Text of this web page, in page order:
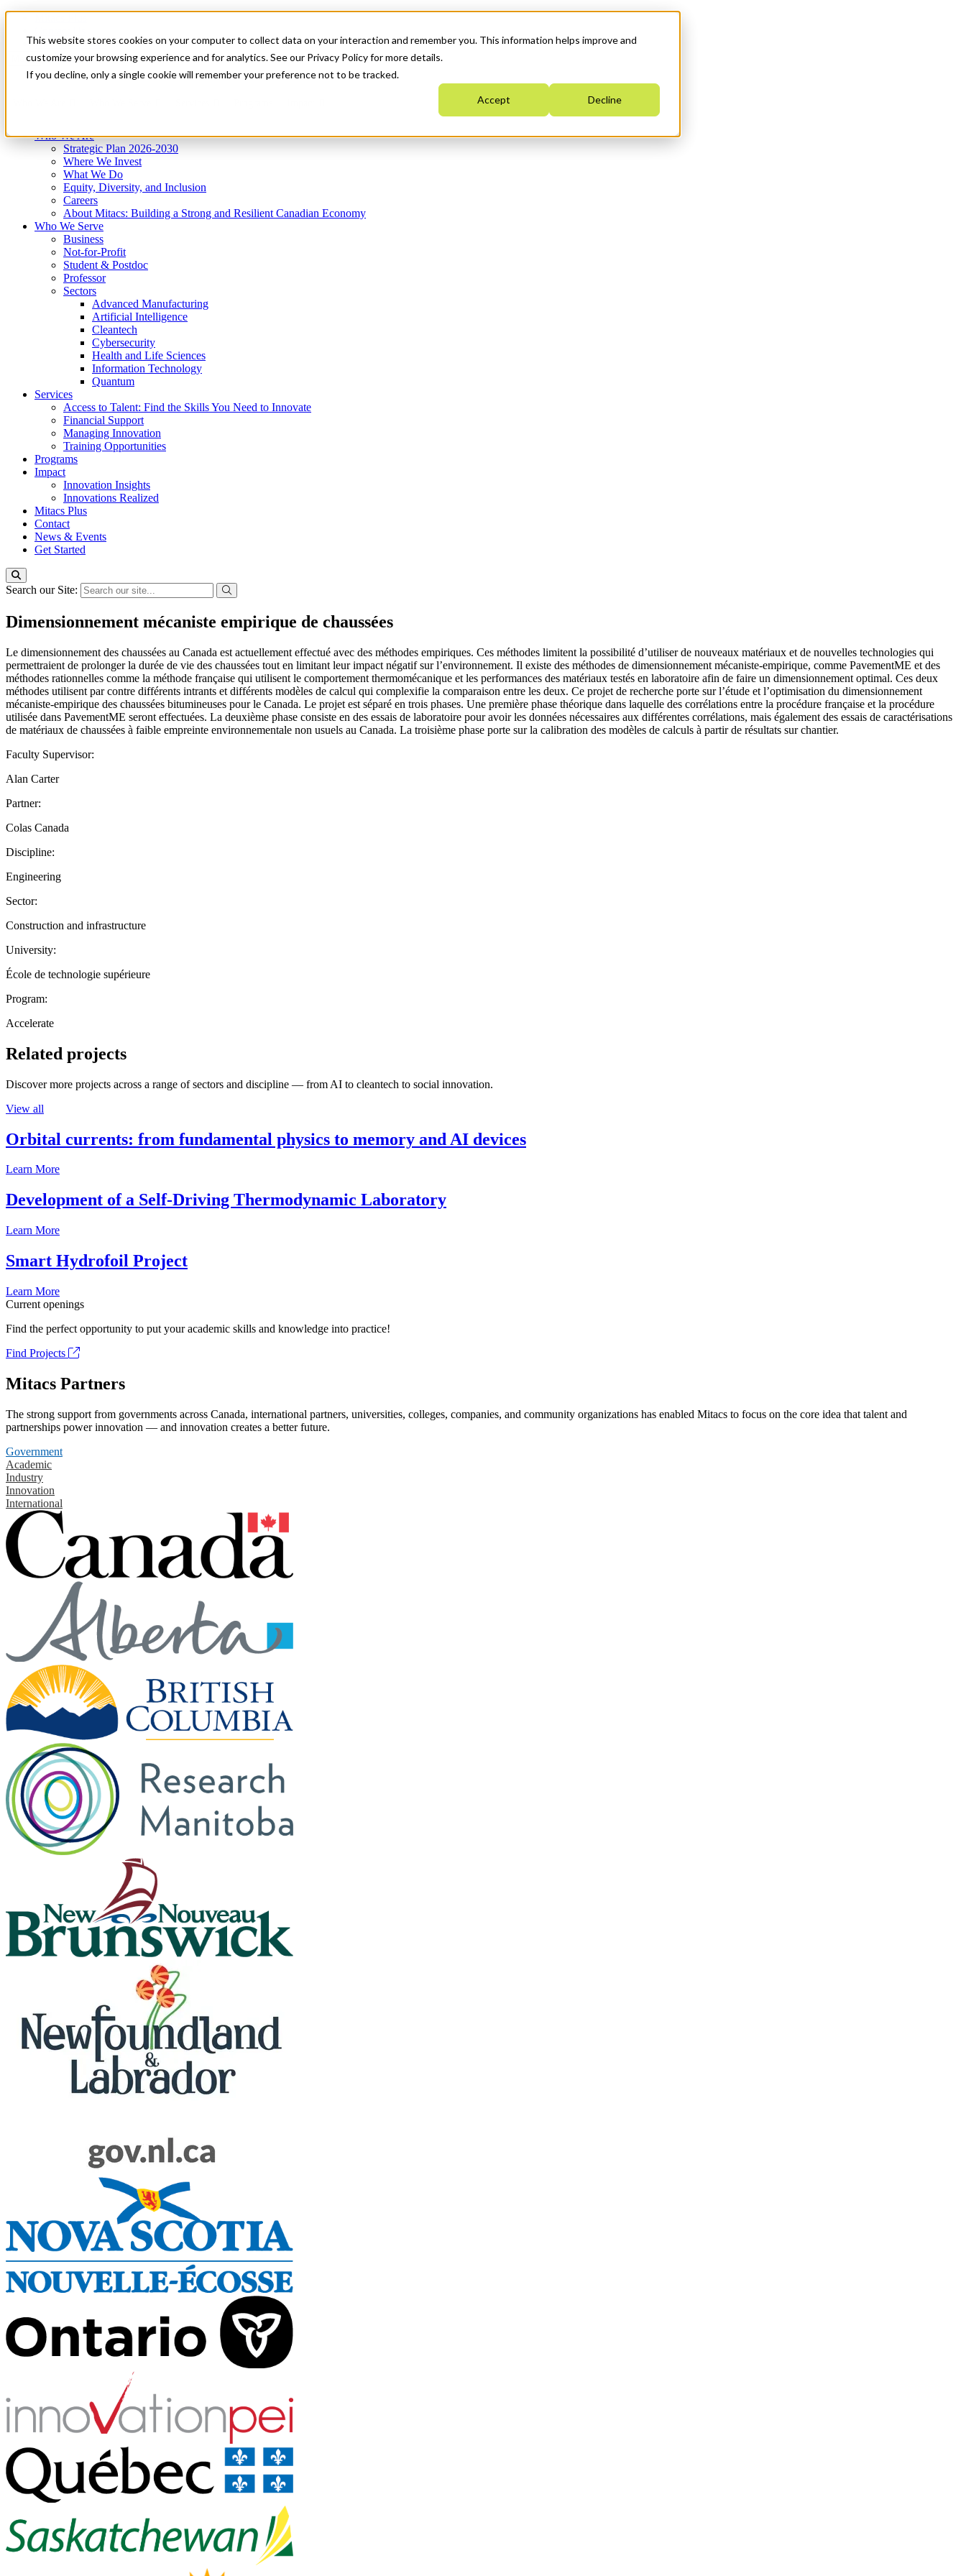
This website stores cookies on your computer to collect data on your interaction and remember you. This information helps improve and
customize your browsing experience and for analytics. See our Privacy Policy for more details.
If you decline, only a single cookie will remember your preference not to be tracked.
Accept Decline
News & Events
Get Started
Menu
Who We Are
Strategic Plan 2026-2030
Where We Invest
What We Do
Equity, Diversity, and Inclusion
Careers
About Mitacs: Building a Strong and Resilient Canadian Economy
Who We Serve
Business
Not-for-Profit
Student & Postdoc
Professor
Sectors
Advanced Manufacturing
Artificial Intelligence
Cleantech
Cybersecurity
Health and Life Sciences
Information Technology
Quantum
Services
Access to Talent: Find the Skills You Need to Innovate
Financial Support
Managing Innovation
Training Opportunities
Programs
Impact
Innovation Insights
Innovations Realized
Mitacs Plus
Contact
News & Events
Get Started
Search our Site:
Dimensionnement mécaniste empirique de chaussées
Le dimensionnement des chaussées au Canada est actuellement effectué avec des méthodes empiriques. Ces méthodes limitent la possibilité d’utiliser de nouveaux matériaux et de nouvelles technologies qui
permettraient de prolonger la durée de vie des chaussées tout en limitant leur impact négatif sur l’environnement. Il existe des méthodes de dimensionnement mécaniste-empirique, comme PavementME et des
méthodes rationnelles comme la méthode française qui utilisent le comportement thermomécanique et les performances des matériaux testés en laboratoire afin de faire un dimensionnement optimal. Ces deux
méthodes utilisent par contre différents intrants et différents modèles de calcul qui complexifie la comparaison entre les deux. Ce projet de recherche porte sur l’étude et l’optimisation du dimensionnement
mécaniste-empirique des chaussées bitumineuses pour le Canada. Le projet est séparé en trois phases. Une première phase théorique dans laquelle des corrélations entre la procédure française et la procédure
utilisée dans PavementME seront effectuées. La deuxième phase consiste en des essais de laboratoire pour avoir les données nécessaires aux différentes corrélations, mais également des essais de caractérisations
de matériaux de chaussées à faible empreinte environnementale non usuels au Canada. La troisième phase porte sur la calibration des modèles de calculs à partir de résultats sur chantier.
Faculty Supervisor:
Alan Carter
Partner:
Colas Canada
Discipline:
Engineering
Sector:
Construction and infrastructure
University:
École de technologie supérieure
Program:
Accelerate
Related projects
Discover more projects across a range of sectors and discipline — from AI to cleantech to social innovation.
View all
Orbital currents: from fundamental physics to memory and AI devices
Learn More
Development of a Self-Driving Thermodynamic Laboratory
Learn More
Smart Hydrofoil Project
Learn More
Current openings
Find the perfect opportunity to put your academic skills and knowledge into practice!
Find Projects
Mitacs Partners
The strong support from governments across Canada, international partners, universities, colleges, companies, and community organizations has enabled Mitacs to focus on the core idea that talent and
partnerships power innovation — and innovation creates a better future.
Government
Academic
Industry
Innovation
International